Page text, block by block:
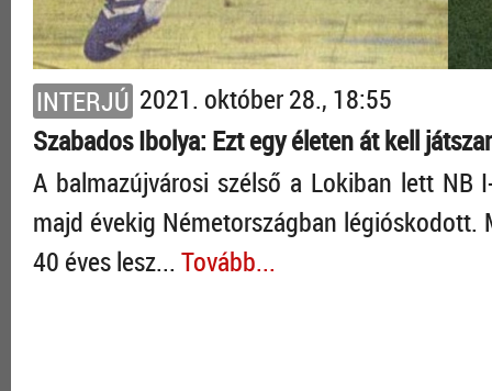
INTERJÚ 2021. október 28., 18:55
Szabados Ibolya: Ezt egy életen át kell
A balmazújvárosi szélső a Lokiban lett NB
majd évekig Németországban
40 éves lesz... Tovább...